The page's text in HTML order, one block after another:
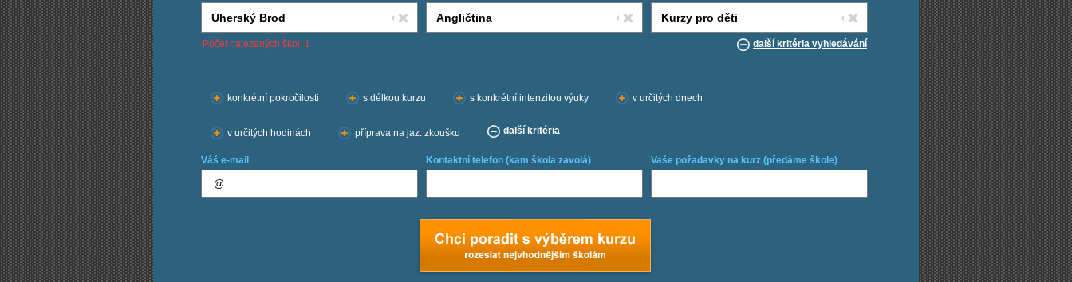
Počet nalezených škol: 1 další kritéria vyhledávání
konkrétní pokročilosti
s délkou kurzu s konkrétní intenzitou výuky v určitých dnech
v určitých hodinách příprava na jaz. zkoušku další kritéria
Váš e-mail Kontaktní telefon (kam škola zavolá) Vaše požadavky na kurz (předáme škole)